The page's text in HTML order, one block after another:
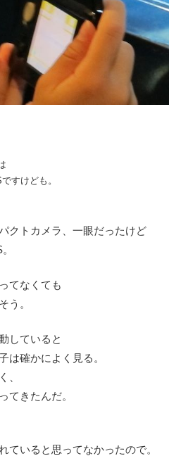
すけども。
クトカメラ、一眼だったけど
てなくても
う。
していると
は確かによく見る。
、
てきたんだ。
ていると思ってなかったので。